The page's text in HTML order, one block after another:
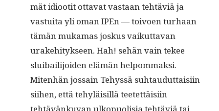
mät idiootit otta­vat vas­taan tehtäviä ja
vas­tui­ta yli oman IPEn — toivoen turhaan
tämän muka­mas joskus vaikut­ta­van
urake­hi­tyk­seen. Hah! sehän vain tekee
sluibail­i­joiden elämän helpom­mak­si.
Miten­hän jos­sain Tehyssä suh­taudut­taisi­in
siihen, että tehyläisil­lä teetet­täisi­in
tehtävänku­van ulkop­uolisia tehtäviä tai